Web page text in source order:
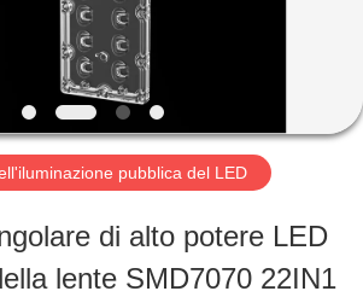
pubblica del LED
di alto potere LED
lente SMD7070 22IN1